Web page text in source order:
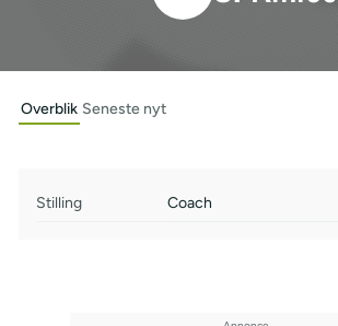
Overblik Seneste nyt
Stilling Coach